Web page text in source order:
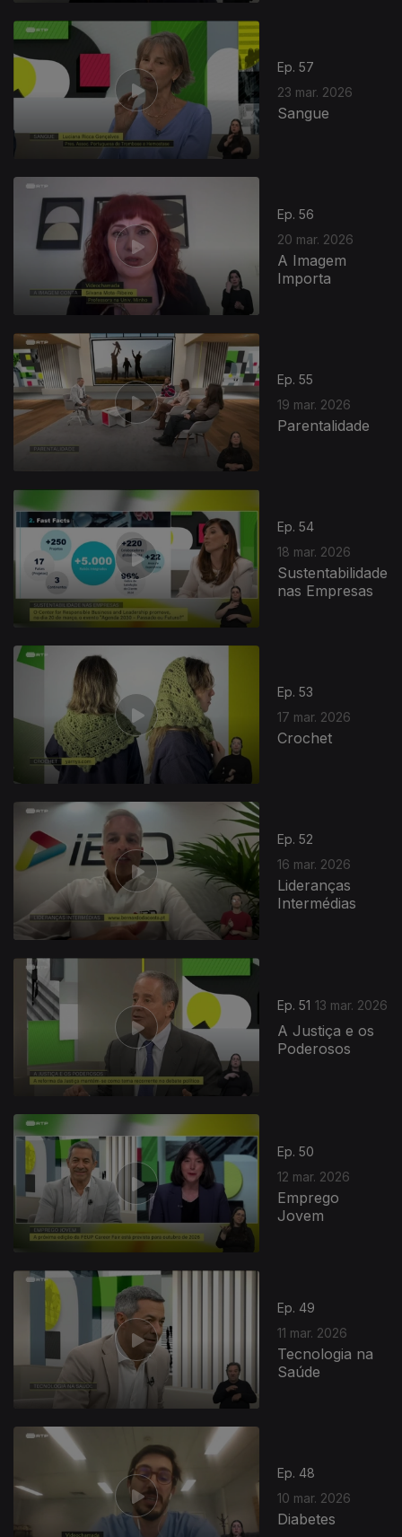
Ep. 57
23 mar. 2026
Sangue
Ep. 56
20 mar. 2026
A Imagem
Importa
Ep. 55
19 mar. 2026
Parentalidade
916296
Ep. 54
18 mar. 2026
Sustentabilidade
nas Empresas
Ep. 53
17 mar. 2026
Crochet
Ep. 52
16 mar. 2026
Lideranças
Intermédias
Ep. 51 13 mar. 2026
A Justiça e os
Poderosos
Ep. 50
12 mar. 2026
Emprego
Jovem
Ep. 49
11 mar. 2026
Tecnologia na
Saúde
Ep. 48
10 mar. 2026
Diabetes